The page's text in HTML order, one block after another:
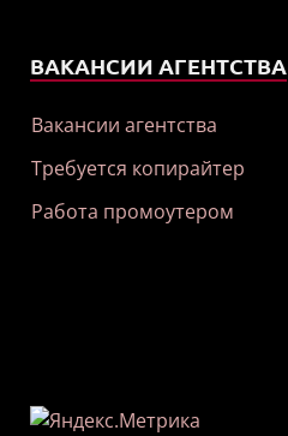
ВАКАНСИИ АГЕНТСТВА
Вакансии агентства
Требуется копирайтер
Работа промоутером